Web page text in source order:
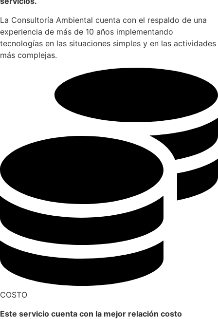
La Consultoría Ambiental cuenta con el respaldo de una
experiencia de más de 10 años implementando
tecnologías en las situaciones simples y en las actividades
más complejas.
COSTO
Este servicio cuenta con la mejor relación costo